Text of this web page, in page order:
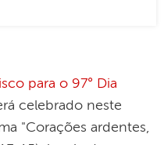
para o 97° Dia
celebrado neste
"Corações ardentes,